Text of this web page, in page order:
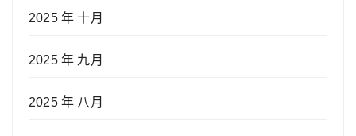
2025 年 十月
2025 年 九月
2025 年 八月